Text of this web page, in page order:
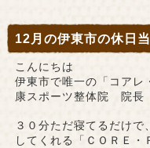
12月の伊東市の休日
こんにちは
伊東市で唯一の「コアレ
康スポーツ整体院 院長
３０分ただ寝てるだけ
してくれる「ＣＯＲＥ